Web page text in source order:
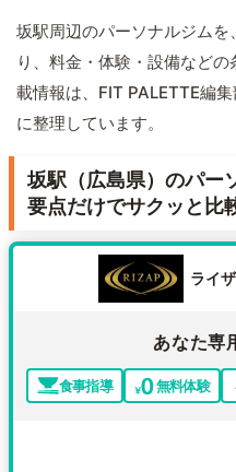
坂駅周辺のパーソナルジム
り、料金・体験・設備など
載情報は、FIT PALETTE編
に整理しています。
坂駅（広島県）のパー
要点だけでサクッと比
ライ
あなた専
食事指導 無料体験